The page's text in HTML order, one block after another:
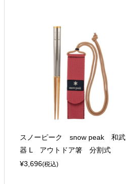
スノーピーク snow peak 和武
器 L アウトドア箸 分割式
¥3,696(税込)